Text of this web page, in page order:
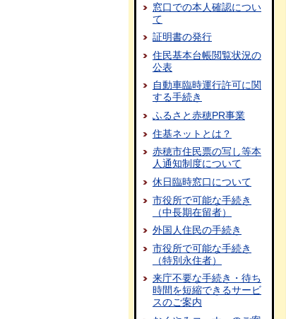
窓口での本人確認につい
て
証明書の発行
住民基本台帳閲覧状況の
公表
自動車臨時運行許可に関
する手続き
ふるさと赤穂PR事業
住基ネットとは？
赤穂市住民票の写し等本
人通知制度について
休日臨時窓口について
市役所で可能な手続き
（中長期在留者）
外国人住民の手続き
市役所で可能な手続き
（特別永住者）
来庁不要な手続き・待ち
時間を短縮できるサービ
スのご案内